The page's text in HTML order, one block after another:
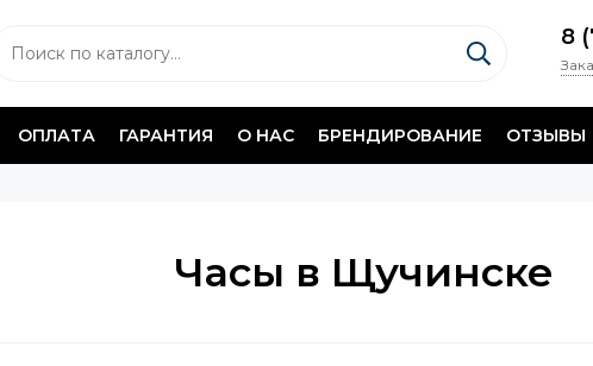
8
ОПЛАТА ГАРАНТИЯ О НАС БРЕНДИРОВАНИЕ ОТЗЫВЫ
Часы в Щучинске